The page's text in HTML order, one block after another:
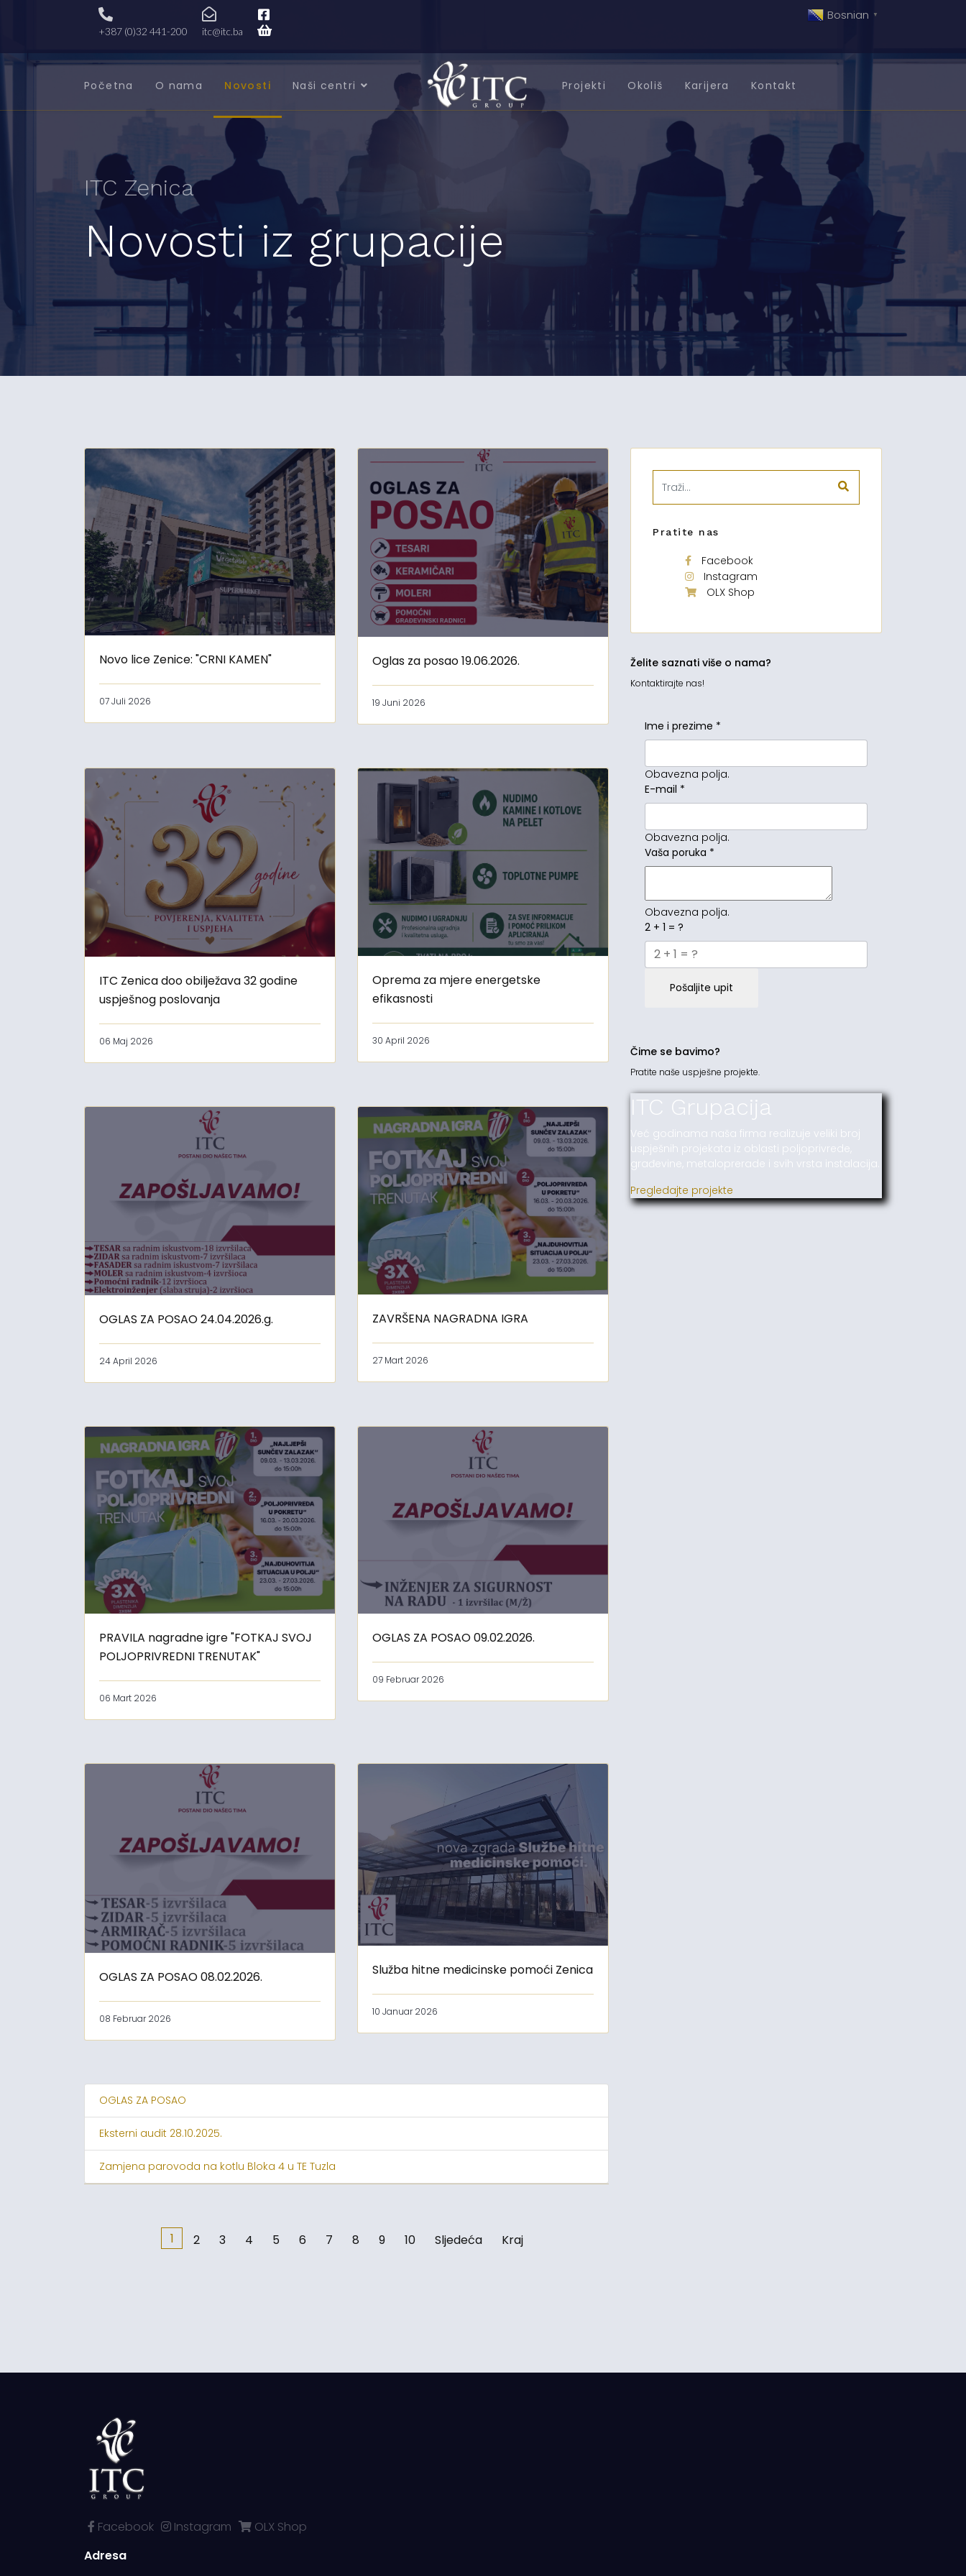
+387 (0)32 441-200 itc@itc.ba
Bosnian ▼
Početna O nama Novosti Naši centri Projekti Okoliš Karijera Kontakt
ITC Zenica
Novosti iz grupacije
Novo lice Zenice: "CRNI KAMEN"
07 Juli 2026
Oglas za posao 19.06.2026.
19 Juni 2026
ITC Zenica doo obilježava 32 godine
uspješnog poslovanja
06 Maj 2026
Oprema za mjere energetske
efikasnosti
30 April 2026
OGLAS ZA POSAO 24.04.2026.g.
24 April 2026
ZAVRŠENA NAGRADNA IGRA
27 Mart 2026
PRAVILA nagradne igre "FOTKAJ SVOJ
POLJOPRIVREDNI TRENUTAK"
06 Mart 2026
OGLAS ZA POSAO 09.02.2026.
09 Februar 2026
OGLAS ZA POSAO 08.02.2026.
08 Februar 2026
Služba hitne medicinske pomoći Zenica
10 Januar 2026
OGLAS ZA POSAO
Eksterni audit 28.10.2025.
Zamjena parovoda na kotlu Bloka 4 u TE Tuzla
1 2 3 4 5 6 7 8 9 10 Sljedeća Kraj
Pratite nas
Facebook
Instagram
OLX Shop
Želite saznati više o nama?
Kontaktirajte nas!
Ime i prezime *
Obavezna polja.
E-mail *
Obavezna polja.
Vaša poruka *
Obavezna polja.
2 + 1 = ?
Pošaljite upit
Čime se bavimo?
Pratite naše uspješne projekte.
ITC Grupacija
Već godinama naša firma realizuje veliki broj
uspješnih projekata iz oblasti poljoprivrede,
građevine, metaloprerade i svih vrsta instalacija.
Pregledajte projekte
Facebook Instagram
OLX Shop
Adresa